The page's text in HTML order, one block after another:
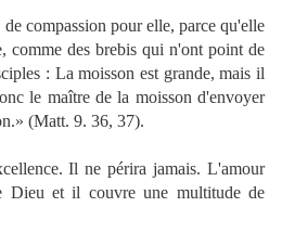
compassion pour elle, parce qu'elle
comme des brebis qui n'ont point de
: La moisson est grande, mais il
le maître de la moisson d'envoyer
(Matt. 9. 36, 37).
Il ne périra jamais. L'amour
Dieu et il couvre une multitude de